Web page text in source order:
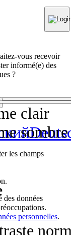
vous recevoir
informé(e) des
?
les champs
des données
personnelles.
clair
sombre